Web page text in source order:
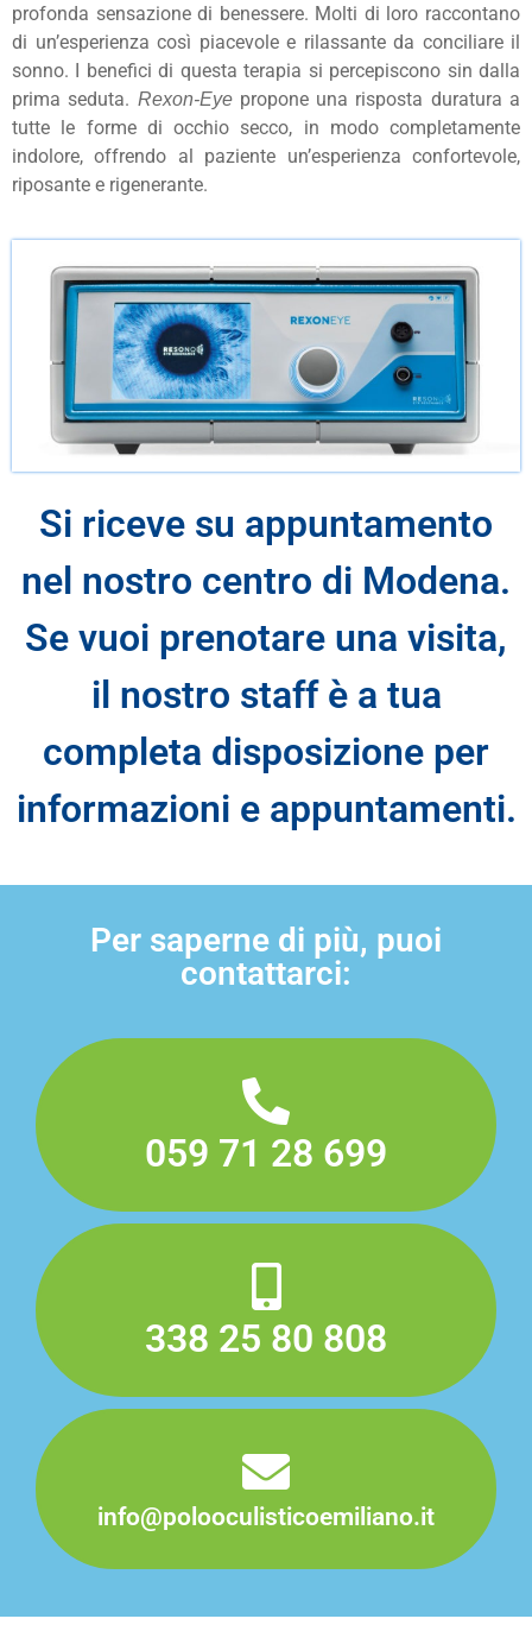
profonda sensazione di benessere. Molti di loro raccontano
di un’esperienza così piacevole e rilassante da conciliare il
sonno. I benefici di questa terapia si percepiscono sin dalla
prima seduta. Rexon-Eyepropone una risposta duratura a
tutte le forme di occhio secco, in modo completamente
indolore, offrendo al paziente un’esperienza confortevole,
riposante e rigenerante.
Si riceve su appuntamento
nel nostro centro di Modena.
Se vuoi prenotare una visita,
il nostro staff è a tua
completa disposizione per
informazioni e appuntamenti.
Per saperne di più, puoi
contattarci:
059 71 28 699
338 25 80 808
info@polooculisticoemiliano​.it